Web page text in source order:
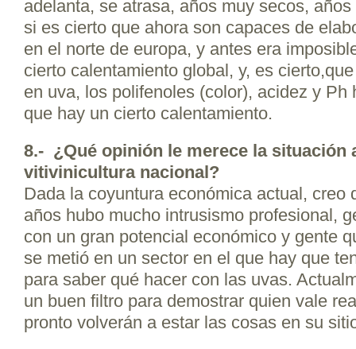
adelanta, se atrasa, años muy secos,
si es cierto que ahora son capaces de
en el norte de europa, y antes era
cierto calentamiento global, y, es
en uva, los polifenoles (color), acidez y Ph
que hay un cierto calentamiento.
8.- ¿Qué opinión le merece la situación
vitivinicultura nacional?
Dada la coyuntura económica actual, creo
años hubo mucho intrusismo profesional,
con un gran potencial económico y gente
se metió en un sector en el que hay que
para saber qué hacer con las uvas.
un buen filtro para demostrar quien vale
pronto volverán a estar las cosas en su